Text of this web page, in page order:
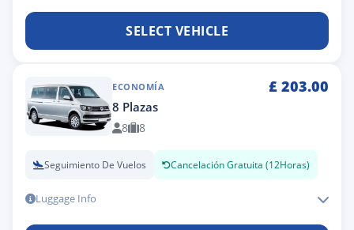
SELECT VEHICLE
ECONOMÍA £ 203.00
8 Plazas
8 8
Seguimiento De Vuelos Cancelación Gratuita (12Horas)
Luggage Info